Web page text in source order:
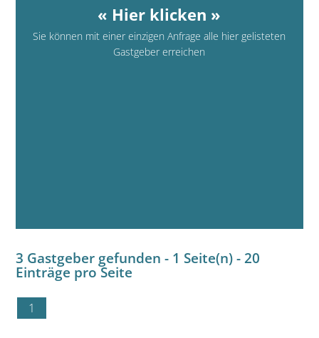
« Hier klicken »
Sie können mit einer einzigen Anfrage alle hier gelisteten
Gastgeber erreichen
3 Gastgeber gefunden - 1 Seite(n) - 20
Einträge pro Seite
1